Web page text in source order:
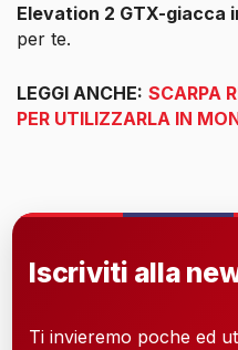
Elevation 2 GTX-giacca
per te.
LEGGI ANCHE: SCARPA
PER UTILIZZARLA IN
Iscriviti alla
Ti invieremo poche ed